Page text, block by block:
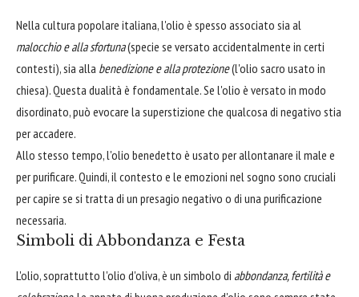
Nella cultura popolare italiana, l'olio è spesso associato sia al
malocchio e alla sfortuna(specie se versato accidentalmente in certi
contesti), sia alla benedizione e alla protezione(l'olio sacro usato in
chiesa). Questa dualità è fondamentale. Se l'olio è versato in modo
disordinato, può evocare la superstizione che qualcosa di negativo stia
per accadere.
Allo stesso tempo, l'olio benedetto è usato per allontanare il male e
per purificare. Quindi, il contesto e le emozioni nel sogno sono cruciali
per capire se si tratta di un presagio negativo o di una purificazione
necessaria.
Simboli di Abbondanza e Festa
L'olio, soprattutto l'olio d'oliva, è un simbolo di abbondanza, fertilità e